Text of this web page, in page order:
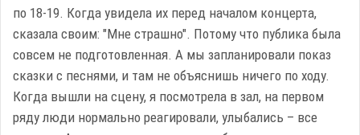
по 18-19. Когда увидела их перед началом концерта,
сказала своим: "Мне страшно". Потому что публика была
совсем не подготовленная. А мы запланировали показ
сказки с песнями, и там не объяснишь ничего по ходу.
Когда вышли на сцену, я посмотрела в зал, на первом
ряду люди нормально реагировали, улыбались – все